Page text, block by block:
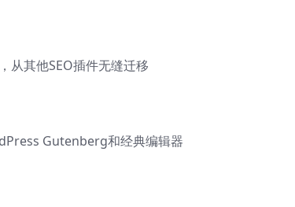
从其他SEO插件无缝迁移
Gutenberg和经典编辑器